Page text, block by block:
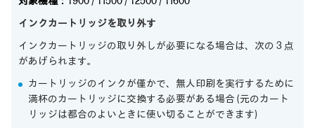
インクカートリッジを取り外す
インクカートリッジの取り外しが必要になる場合は、次の 3 点
があげられます。
カートリッジのインクが僅かで、無人印刷を実行するために
満杯のカートリッジに交換する必要がある場合 (元のカート
リッジは都合のよいときに使い切ることができます)